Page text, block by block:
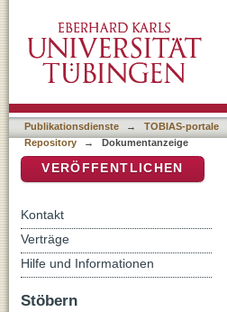
Publikationsdienste → TOBIAS-portale
Repository
→ Dokumentanzeige
VERÖFFENTLICHEN
Kontakt
Verträge
Hilfe und Informationen
Stöbern